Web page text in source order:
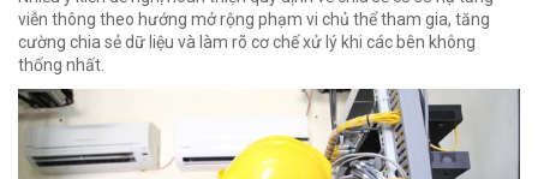
viễn thông theo hướng mở rộng phạm vi chủ thể tham gia, tăng
cường chia sẻ dữ liệu và làm rõ cơ chế xử lý khi các bên không
thống nhất.